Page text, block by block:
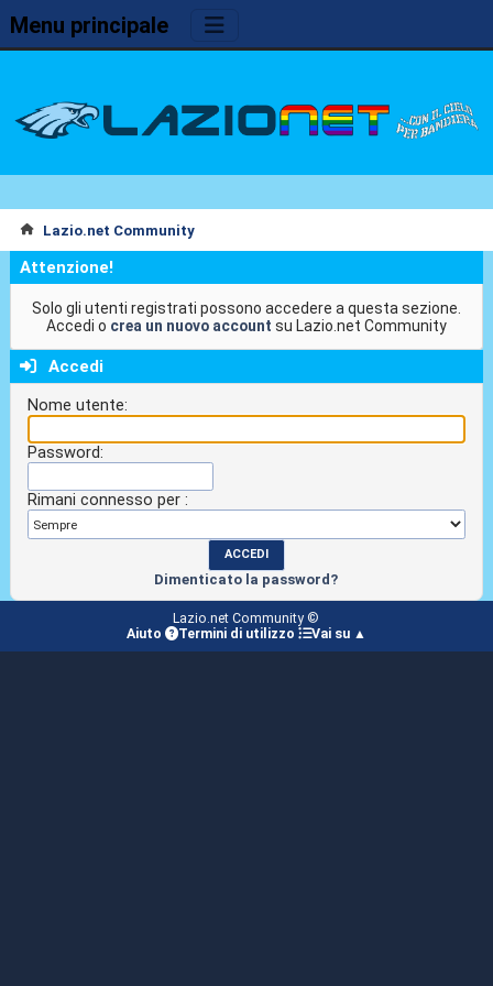
Menu principale
Lazio.net Community
Attenzione!
Solo gli utenti registrati possono accedere a questa sezione.
Accedi o crea un nuovo account su Lazio.net Community
Accedi
Nome utente:
Password:
Rimani connesso per :
Dimenticato la password?
Lazio.net Community ©
Aiuto
Termini di utilizzo Vai su ▲